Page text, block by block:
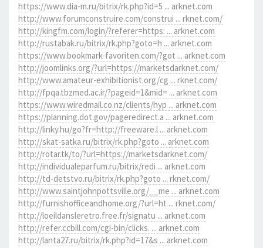
https://www.dia-m.ru/bitrix/rk.php?id=5 ... arknet.com
http://www.forumconstruire.com/construi ... rknet.com/
http://kingfm.com/login/?referer=https: ... arknet.com
http://rustabak.ru/bitrix/rk.php?goto=h ... arknet.com
https://www.bookmark-favoriten.com/?got ... arknet.com
http://joomlinks.org/?url=https://marketsdarknet.com/
http://www.amateur-exhibitionist.org/cg ... rknet.com/
http://fpqa.tbzmed.ac.ir/?pageid=1&mid= ... arknet.com
https://www.wiredmail.co.nz/clients/hyp ... arknet.com
https://planning.dot.gov/pageredirect.a ... arknet.com
http://linky.hu/go?fr=http://freeware.l ... arknet.com
http://skat-satka.ru/bitrix/rk.php?goto ... arknet.com
http://rotar.tk/to/?url=https://marketsdarknet.com/
http://individualeparfum.ru/bitrix/redi ... arknet.com
http://td-detstvo.ru/bitrix/rk.php?goto ... rknet.com/
http://www.saintjohnpottsville.org/__me ... arknet.com
http://furnishofficeandhome.org/?url=ht ... rknet.com/
http://loeildansleretro.free.fr/signatu ... arknet.com
http://refer.ccbill.com/cgi-bin/clicks. ... arknet.com
http://lanta27.ru/bitrix/rk.php?id=17&s ... arknet.com